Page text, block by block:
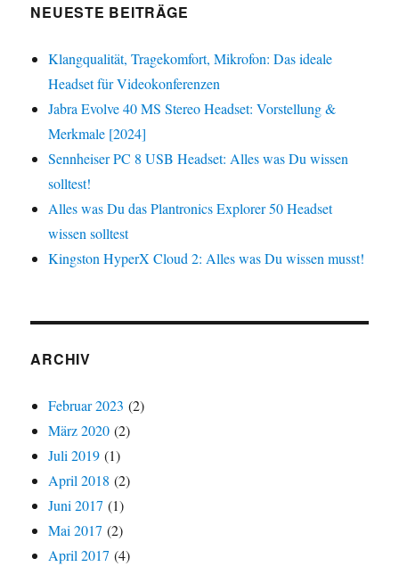
NEUESTE BEITRÄGE
Klangqualität, Tragekomfort, Mikrofon: Das ideale
Headset für Videokonferenzen
Jabra Evolve 40 MS Stereo Headset: Vorstellung &
Merkmale [2024]
Sennheiser PC 8 USB Headset: Alles was Du wissen
solltest!
Alles was Du das Plantronics Explorer 50 Headset
wissen solltest
Kingston HyperX Cloud 2: Alles was Du wissen musst!
ARCHIV
Februar 2023 (2)
März 2020 (2)
Juli 2019 (1)
April 2018 (2)
Juni 2017 (1)
Mai 2017 (2)
April 2017 (4)